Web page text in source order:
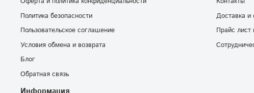
Политика безопасности
Пользовательское соглашение
Условия обмена и возврата
Блог
Обратная связь
Доставка и
Прайс лист